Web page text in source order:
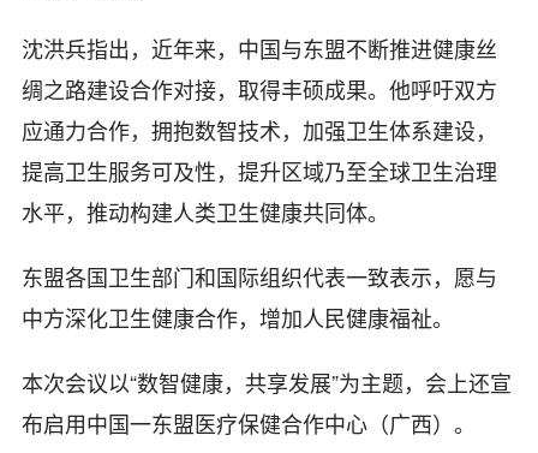
沈洪兵指出，近年来，中国与东盟不断推进健康丝
绸之路建设合作对接，取得丰硕成果。他呼吁双方
应通力合作，拥抱数智技术，加强卫生体系建设，
提高卫生服务可及性，提升区域乃至全球卫生治理
水平，推动构建人类卫生健康共同体。
东盟各国卫生部门和国际组织代表一致表示，愿与
中方深化卫生健康合作，增加人民健康福祉。
本次会议以“数智健康，共享发展”为主题，会上还宣
布启用中国一东盟医疗保健合作中心（广西）。